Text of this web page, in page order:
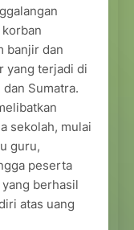
banjir dan
yang terjadi di
Sumatra.
sekolah, mulai
guru,
peserta
berhasil
atas uang